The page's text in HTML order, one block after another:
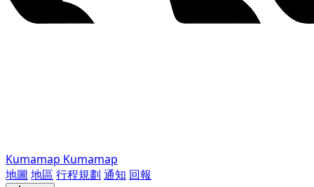
Kumamap Kumamap
地圖 地區 行程規劃 通知 回報